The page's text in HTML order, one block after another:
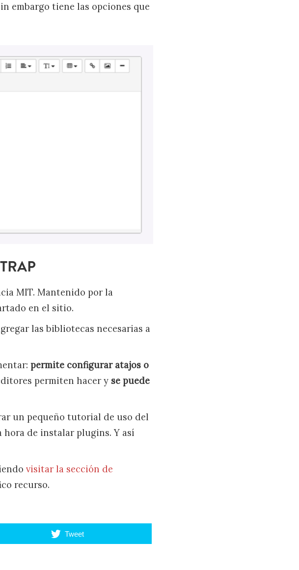
embargo tiene las opciones que
MIT. Mantenido por la
en el sitio.
las bibliotecas necesarias a
permite configurar atajos o
permiten hacer y se puede
un pequeño tutorial de uso del
hora de instalar plugins. Y así
visitar la sección de
recurso.
Tweet